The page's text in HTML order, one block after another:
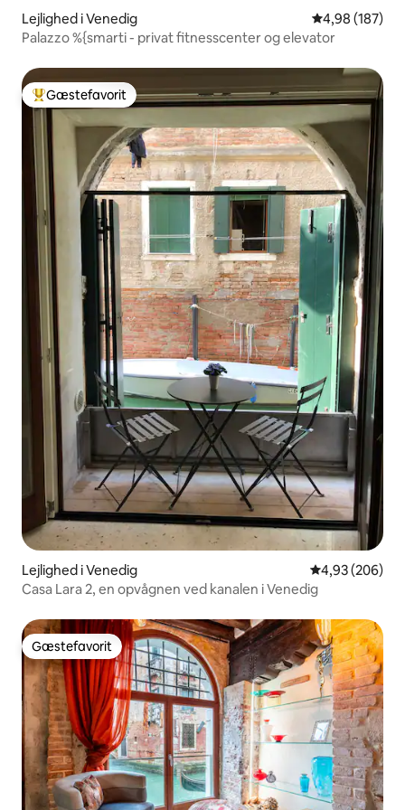
Lejlighed i Venedig 4,98 ud af 5 i
4,98 (187)
Palazzo %{smarti - privat fitnesscenter og elevator
Bedste gæstefavorit
Gæstefavorit
Lejlighed i Venedig 4,93 ud af 5 i
4,93 (206)
Casa Lara 2, en opvågnen ved kanalen i Venedig
Gæstefavorit
Gæstefavorit